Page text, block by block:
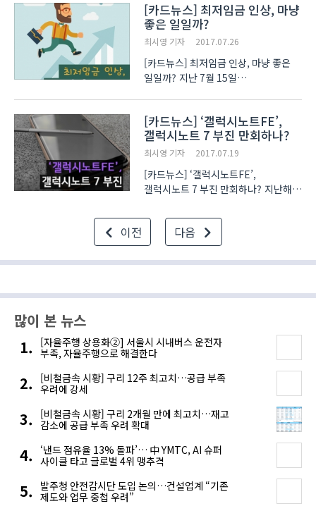
시행되고 있습니다. 그 중 탈원전
부분에 대해 여론이 들썩이고 있는데요.
대선 당시 때부터 공약이었던 노..
[카드뉴스] 최저임금 인상, 마냥
좋은 일일까?
최시영 기자 2017.07.26
[카드뉴스] 최저임금 인상, 마냥 좋은
일일까? 지난 7월 15일
결정됐습니다. 올해 최저임금인
6천470원보다 16.4% 오른
7천530원이 된 것입니다. 하지만 이에
대해 노동자들과 자영업자..
[카드뉴스] ‘갤럭시노트FE’,
갤럭시노트 7 부진 만회하나?
최시영 기자 2017.07.19
[카드뉴스] ‘갤럭시노트FE’,
갤럭시노트 7 부진 만회하나? 지난해
신뢰도가 많이 떨어졌었습니다. 이를
만회하기 위해 삼성은 갤럭시노트7의
리퍼폰인 갤럭시노트FE를
선보였습니다. 갤럭시노트FE는
이전 다음
많이 본 뉴스
[자율주행 상용화②] 서울시 시내버스 운전자
부족, 자율주행으로 해결한다
[비철금속 시황] 구리 12주 최고치…공급 부족
우려에 강세
[비철금속 시황] 구리 2개월 만에 최고치…재고
감소에 공급 부족 우려 확대
‘낸드 점유율 13% 돌파’… 中 YMTC, AI 슈퍼
사이클 타고 글로벌 4위 맹추격
발주청 안전감시단 도입 논의…건설업계 “기존
제도와 업무 중첩 우려”